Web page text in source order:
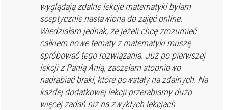
wyglądają zdalne lekcje matematyki byłam
sceptycznie nastawiona do zajęć online.
Wiedziałam jednak, że jeżeli chcę zrozumieć
całkiem nowe tematy z matematyki muszę
spróbować tego rozwiązania. Już po pierwszej
lekcji z Panią Anią, zaczęłam stopniowo
nadrabiać braki, które powstały na zdalnych. Na
każdej dodatkowej lekcji przerabiamy dużo
więcej zadań niż na zwykłych lekcjach